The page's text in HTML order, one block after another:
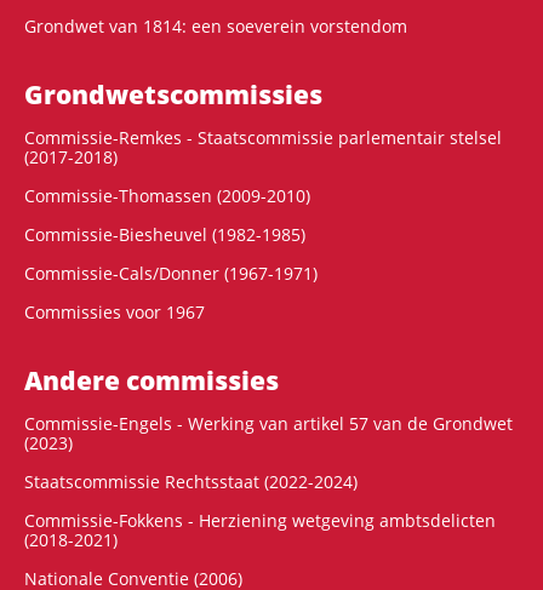
Grondwet van 1814: een soeverein vorstendom
Grondwets­commissies
Commissie-Remkes - Staatscommissie parlementair stelsel
(2017-2018)
Commissie-Thomassen (2009-2010)
Commissie-Biesheuvel (1982-1985)
Commissie-Cals/Donner (1967-1971)
Commissies voor 1967
Andere commissies
Commissie-Engels - Werking van artikel 57 van de Grondwet
(2023)
Staatscommissie Rechtsstaat (2022-2024)
Commissie-Fokkens - Herziening wetgeving ambtsdelicten
(2018-2021)
Nationale Conventie (2006)